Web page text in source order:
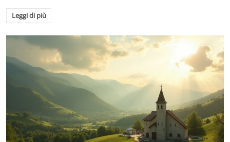
Leggi di più